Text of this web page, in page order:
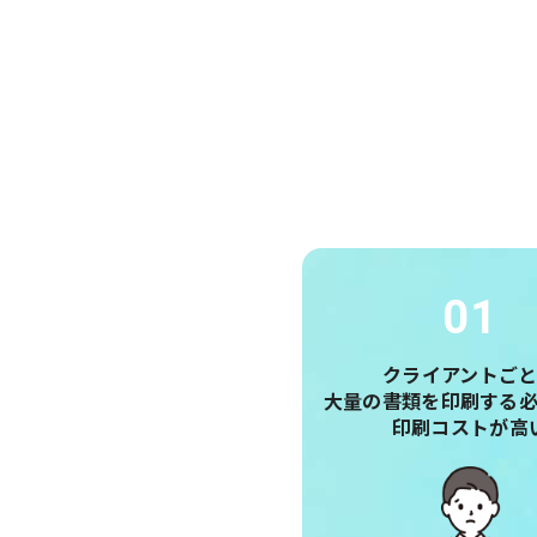
01
クライアントご
大量の書類を印刷する
印刷コストが高